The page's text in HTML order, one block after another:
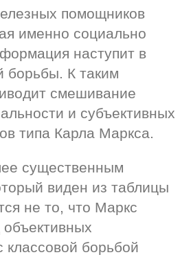
помощников
именно социально
наступит в
борьбы. К таким
смешивание
и субъективных
типа Карла Маркса.
существенным
виден из таблицы
не то, что Маркс
классовой борьбой